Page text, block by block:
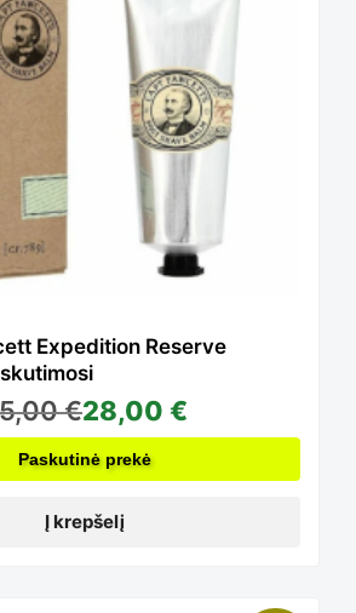
Expedition Reserve
€28,00 €
Paskutinė prekė
Į krepšelį